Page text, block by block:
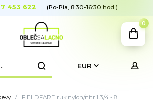
EUR
453 622 (Po-Pia, 8:30-16:30 hod.)
0
FIELDFARE ruk.nylon/nitril 3/4 - 8